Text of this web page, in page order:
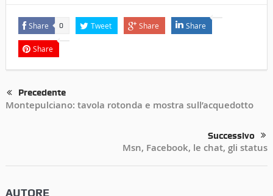
Share 0 Tweet Share Share
Share
Precedente
Montepulciano: tavola rotonda e mostra sull’acquedotto
Successivo
Msn, Facebook, le chat, gli status
AUTORE